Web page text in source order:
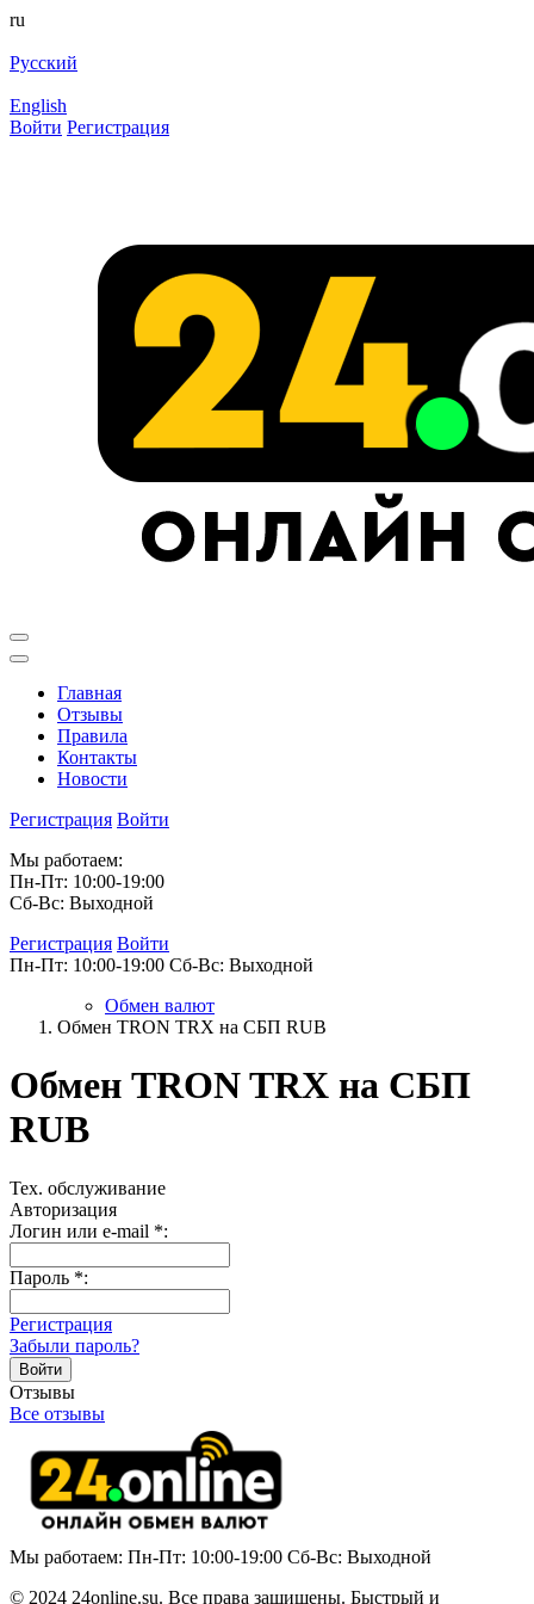
ru
Русский
English
Войти Регистрация
Главная
Отзывы
Правила
Контакты
Новости
Регистрация Войти
Мы работаем:
Пн-Пт: 10:00-19:00
Сб-Вс: Выходной
Регистрация Войти
Пн-Пт: 10:00-19:00 Сб-Вс: Выходной
Обмен валют
Обмен TRON TRX на СБП RUB
Обмен TRON TRX на СБП
RUB
Тех. обслуживание
Авторизация
Логин или e-mail *:
Пароль *:
Регистрация
Забыли пароль?
Отзывы
Все отзывы
Мы работаем: Пн-Пт: 10:00-19:00 Сб-Вс: Выходной
© 2024 24online.su. Все права защищены. Быстрый и